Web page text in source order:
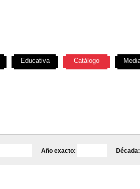
Año exacto: Década:
Educativa Catálogo